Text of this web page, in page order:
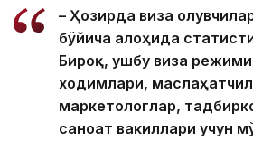
– Ҳозирда виза
бўйича алоҳида
Бироқ, ушбу виза
ходимлари,
маркетологлар,
саноат вакиллари учун